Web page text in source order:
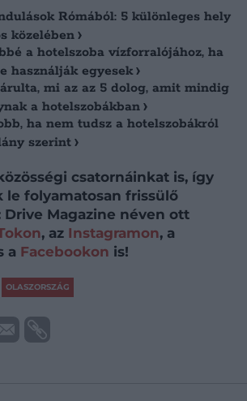
Rómából: 5 különleges hely
közelében
a hotelszoba vízforralójához, ha
használják egyesek
mi az az 5 dolog, amit mindig
a hotelszobákban
ha nem tudsz a hotelszobákról
szerint
csatornáinkat is, így
le folyamatosan frissülő
Magazine néven ott
, az Instagramon, a
a Facebookon is!
OLASZORSZÁG